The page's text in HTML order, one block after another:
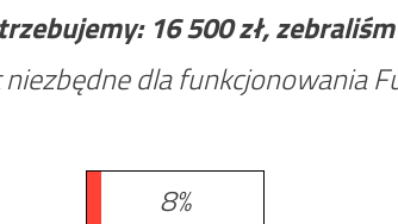
16 500zł,
dla funkcjonowania
8%